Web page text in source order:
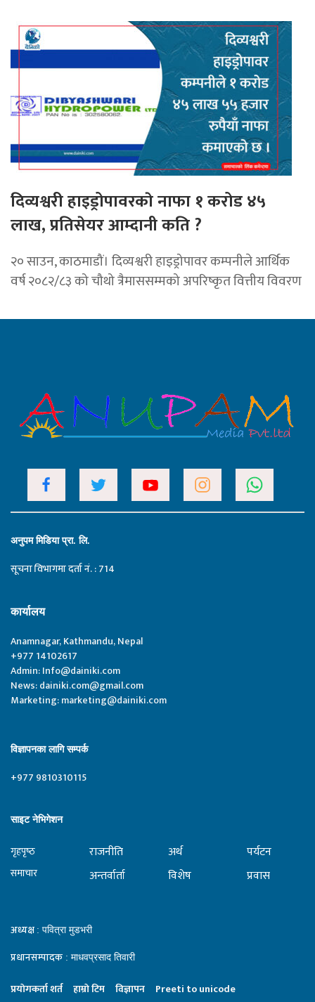
दिव्यश्वरी हाइड्रोपावरकाे नाफा १ करोड ४५
लाख, प्रतिसेयर आम्दानी कति ?
२० साउन, काठमाडौं। दिव्यश्वरी हाइड्रोपावर कम्पनीले आर्थिक
वर्ष २०८२/८३ को चौथो त्रैमाससम्मको अपरिष्कृत वित्तीय विवरण
अनुपम मिडिया प्रा. लि.
सूचना विभागमा दर्ता नं. : 714
कार्यालय
Anamnagar, Kathmandu, Nepal
+977 14102617
Admin:Info@dainiki.com
News:dainiki.com@gmail.com
Marketing:marketing@dainiki.com
विज्ञापनका लागि सम्पर्क
+977 9810310115
साइट नेभिगेशन
गृहपृष्‍ठ
समाचार
राजनीति
अन्तर्वार्ता
अर्थ
विशेष
पर्यटन
प्रवास
अध्यक्ष : पवित्रा मुडभरी
प्रधानसम्पादक : माधवप्रसाद तिवारी
प्रयाेगकर्ता शर्त हाम्राे टिम विज्ञापन Preeti to unicode